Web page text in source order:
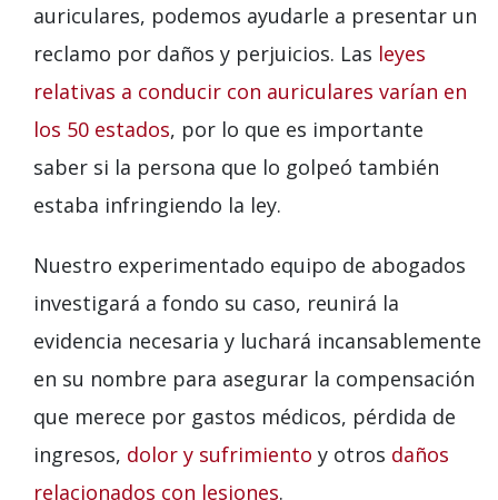
auriculares, podemos ayudarle a presentar un
reclamo por daños y perjuicios. Las leyes
relativas a conducir con auriculares varían en
los 50 estados, por lo que es importante
saber si la persona que lo golpeó también
estaba infringiendo la ley.
Nuestro experimentado equipo de abogados
investigará a fondo su caso, reunirá la
evidencia necesaria y luchará incansablemente
en su nombre para asegurar la compensación
que merece por gastos médicos, pérdida de
ingresos, dolor y sufrimiento y otros daños
relacionados con lesiones.